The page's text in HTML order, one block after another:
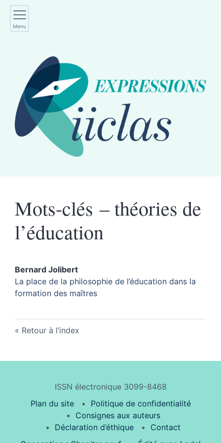
Menu
Mots-clés – théories de
l’éducation
Bernard Jolibert
La place de la philosophie de l’éducation dans la
formation des maîtres
Retour à l’index
ISSN électronique 3099-8468
Plan du site
Politique de confidentialité
Consignes aux auteurs
Déclaration d’éthique
Contact